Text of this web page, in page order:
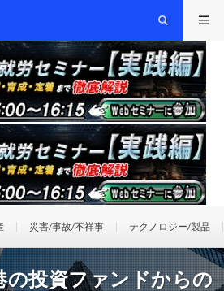
災害/事故/不祥事 テクノロジー/製品
の投資ファンドからの